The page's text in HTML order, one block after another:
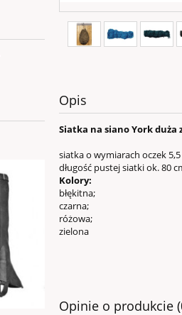
Opis
Siatka na siano York duża
siatka o wymiarach oczek 5,5
długość pustej siatki ok. 80
Kolory:
błękitna;
czarna;
różowa;
zielona
Opinie o produkcie